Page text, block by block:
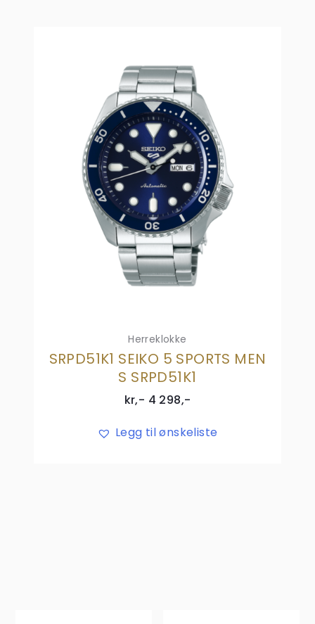
Herreklokke
SRPD51K1 SEIKO 5 SPORTS MEN
S SRPD51K1
kr,- 4 298,-
Legg til ønskeliste